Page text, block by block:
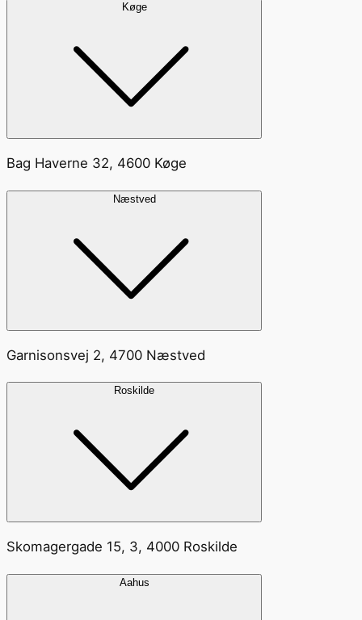
Køge
Bag Haverne 32, 4600 Køge
Næstved
Garnisonsvej 2, 4700 Næstved
Roskilde
Skomagergade 15, 3, 4000 Roskilde
Aahus